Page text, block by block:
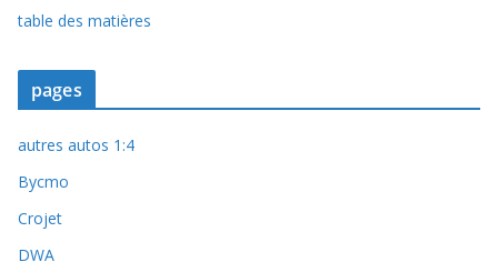
table des matières
pages
autres autos 1:4
Bycmo
Crojet
DWA